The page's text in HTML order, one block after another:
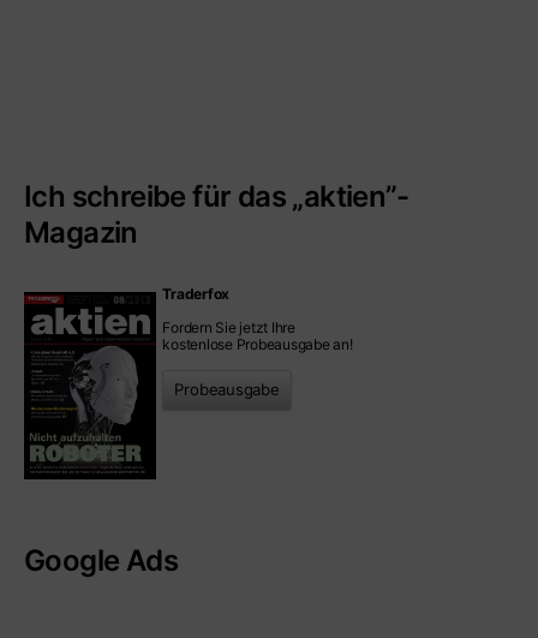
Ich schreibe für das „aktien”-
Magazin
Traderfox
Fordern Sie jetzt Ihre
kostenlose Probeausgabe an!
Probeausgabe
Google Ads